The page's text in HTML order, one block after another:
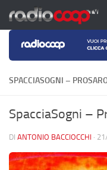
Salta al contenuto
SPACCIASOGNI –
SpacciaSogni –
DI ANTONIO BACCIOCCHI ·